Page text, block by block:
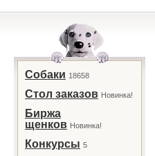
Собаки 18658
Стол заказов Новинка!
Биржа
щенков Новинка!
Конкурсы 5